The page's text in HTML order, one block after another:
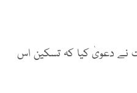
نے دعویٰ کیا کہ تسکین اس